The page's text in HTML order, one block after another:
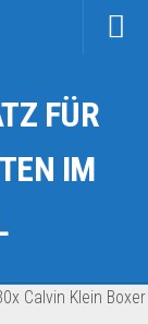
FÜR
IM
Calvin Klein Boxer